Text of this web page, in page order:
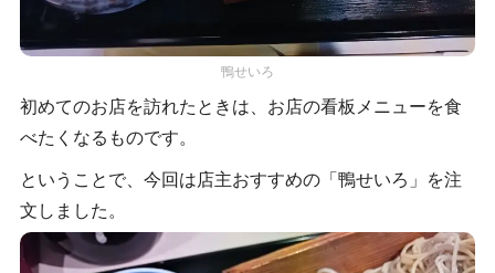
鴨せいろ
初めてのお店を訪れたときは、お店の看板メニューを食
べたくなるものです。
ということで、今回は店主おすすめの「鴨せいろ」を注
文しました。